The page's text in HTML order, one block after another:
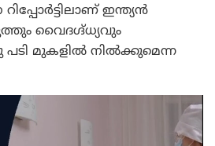
റിപ്പോർട്ടിലാണ് ‌ഇന്ത്യൻ
വൈദഗ്ദ്ധ്യവും
മുകളിൽ നിൽക്കുമെന്ന